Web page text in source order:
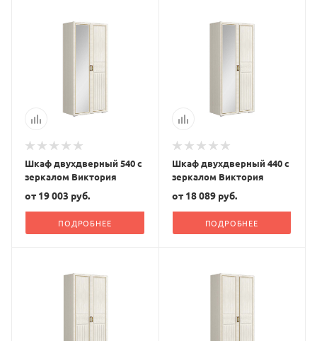
Шкаф двухдверный 540 с
зеркалом Виктория
от 19 003 руб.
ПОДРОБНЕЕ
Шкаф двухдверный 440 с
зеркалом Виктория
от 18 089 руб.
ПОДРОБНЕЕ